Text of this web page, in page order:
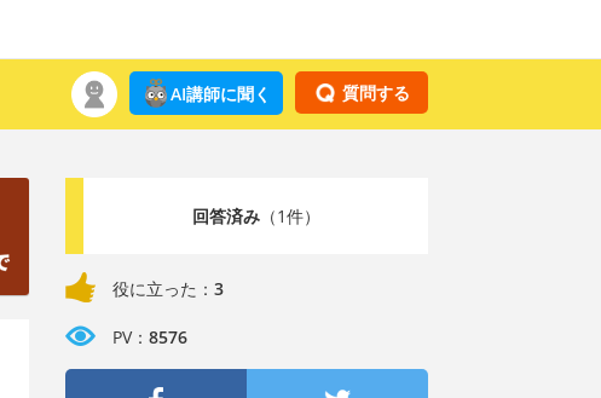
質問する
AI講師に聞く
回答済み（1件）
役に立った： 3
PV： 8576